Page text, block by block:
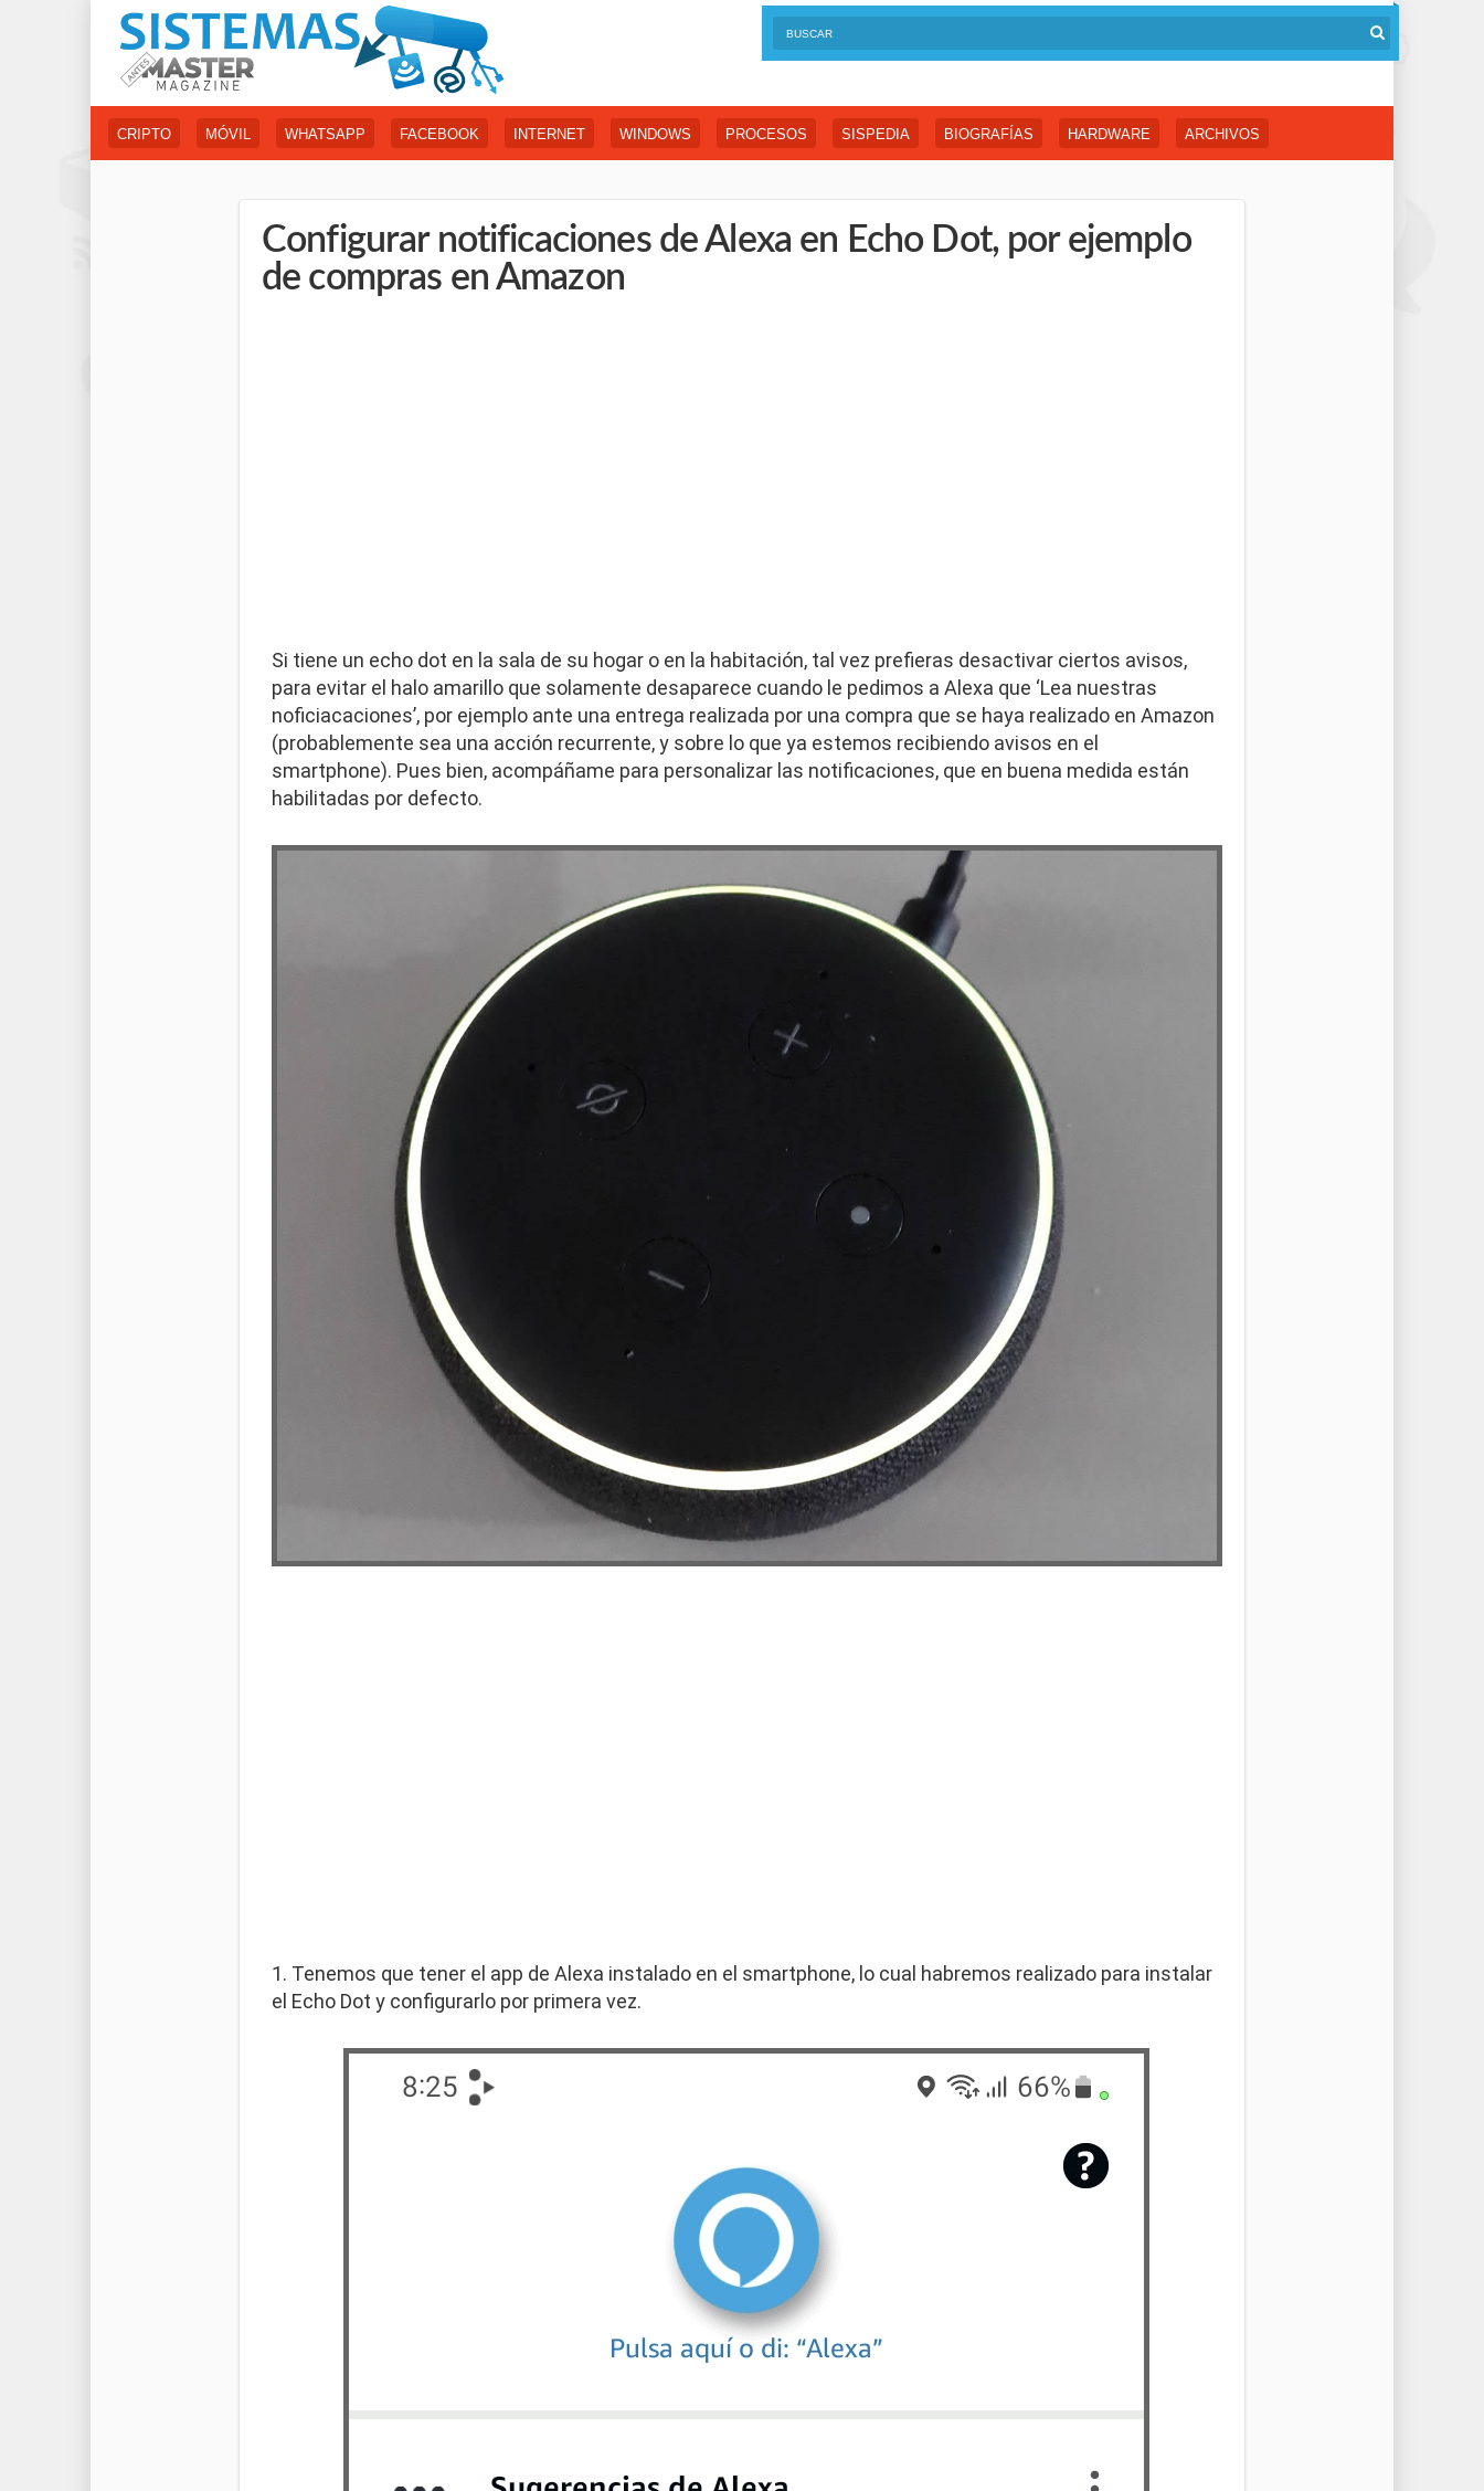
CRIPTO MÓVIL WHATSAPP FACEBOOK INTERNET WINDOWS PROCESOS SISPEDIA BIOGRAFÍAS HARDWARE ARCHIVOS
Configurar notificaciones de Alexa en Echo Dot, por ejemplo
de compras en Amazon
Si tiene un echo dot en la sala de su hogar o en la habitación, tal vez prefieras desactivar ciertos avisos,
para evitar el halo amarillo que solamente desaparece cuando le pedimos a Alexa que ‘Lea nuestras
noficiacaciones’, por ejemplo ante una entrega realizada por una compra que se haya realizado en Amazon
(probablemente sea una acción recurrente, y sobre lo que ya estemos recibiendo avisos en el
smartphone). Pues bien, acompáñame para personalizar las notificaciones, que en buena medida están
habilitadas por defecto.
1. Tenemos que tener el app de Alexa instalado en el smartphone, lo cual habremos realizado para instalar
el Echo Dot y configurarlo por primera vez.